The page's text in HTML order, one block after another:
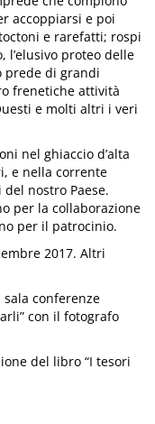
accoppiarsi e poi
e rarefatti; rospi
proteo delle
prede di grandi
frenetiche attività
e molti altri i veri
nel ghiaccio d’alta
e nella corrente
nostro Paese.
per la collaborazione
per il patrocinio.
2017. Altri
sala conferenze
con il fotografo
del libro “I tesori